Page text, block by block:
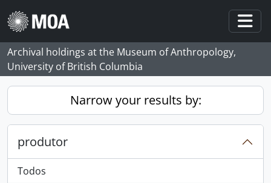
Skip to main content
Archival holdings at the Museum of Anthropology,
University of British Columbia
Narrow your results by:
produtor
Todos